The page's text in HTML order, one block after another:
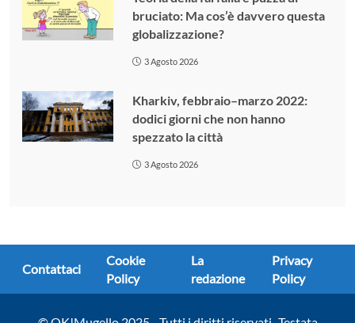
bruciato: Ma cos’è davvero questa
globalizzazione?
3 Agosto 2026
Kharkiv, febbraio–marzo 2022:
dodici giorni che non hanno
spezzato la città
3 Agosto 2026
Contattaci
Cookie
Policy
La
redazione
Privacy
Policy